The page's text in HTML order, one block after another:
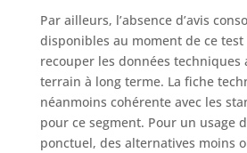
Par ailleurs, l’absence d’avis
disponibles au moment de ce
recouper les données techniques
terrain à long terme. La fiche
néanmoins cohérente avec les
pour ce segment. Pour un usage
ponctuel, des alternatives moins